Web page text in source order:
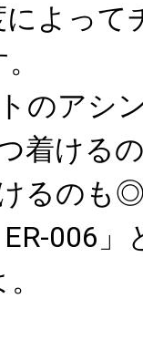
よって
のアシ
着ける
るのも
006